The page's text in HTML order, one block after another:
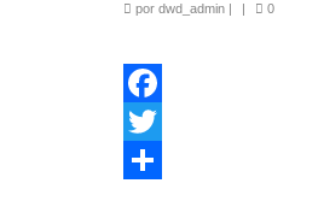
por dwd_admin | | 0
Facebook
Twitter